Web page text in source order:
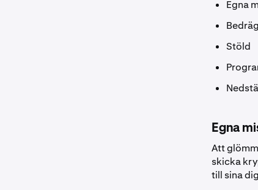
Egna
Stöld
Egna
Att
skicka
till sina